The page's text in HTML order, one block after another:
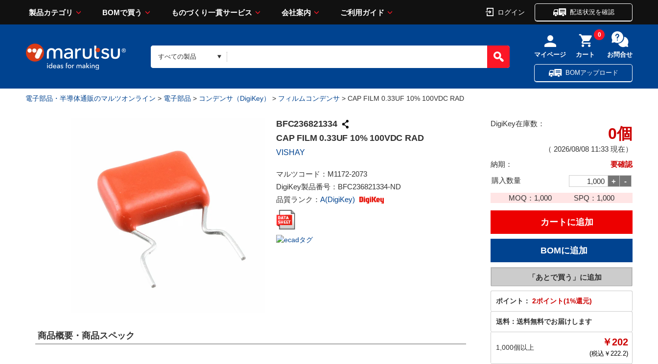
製品カテゴリ BOMで買う ものづくり一貫サービス 会社案内 ご利用ガイド ログイン 配送状況を確認
マイページ カート
0
お問合せ
BOMアップロード
電子部品・半導体通販のマルツオンライン > 電子部品 > コンデンサ（DigiKey） > フィルムコンデンサ > CAP FILM 0.33UF 10% 100VDC RAD
BFC236821334
CAP FILM 0.33UF 10% 100VDC RAD
VISHAY
マルツコード： M1172-2073
DigiKey製品番号： BFC236821334-ND
品質ランク： A(DigiKey)
DigiKey在庫数：
0個
（ 2026/08/08 11:33 現在）
納期：
要確認
購入数量
MOQ： 1,000 SPQ： 1,000
ポイント： 2ポイント(1%還元)
送料： 送料無料でお届けします
1,000個以上 ￥202
(税込￥ 222.2)
商品概要・商品スペック